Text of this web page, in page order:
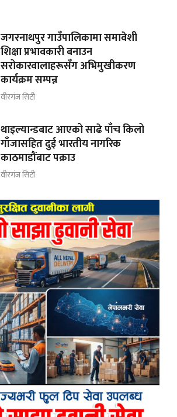
जगरनाथपुर गाउँपालिकामा समावेशी
शिक्षा प्रभावकारी बनाउन
सरोकारवालाहरूसँग अभिमुखीकरण
कार्यक्रम सम्पन्न
वीरगंज सिटी
थाइल्यान्डबाट आएको साढे पाँच किलो
गाँजासहित दुई भारतीय नागरिक
काठमाडौंबाट पक्राउ
वीरगंज सिटी